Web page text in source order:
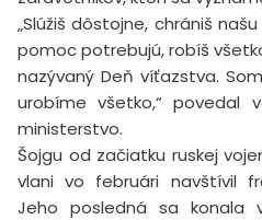
„Slúžiš dôstojne, chrániš
pomoc potrebujú, robíš
nazývaný Deň víťazstva.
urobíme všetko,“ povedal
ministerstvo.
Šojgu od začiatku ruskej
vlani vo februári navštívil
Jeho posledná sa konala